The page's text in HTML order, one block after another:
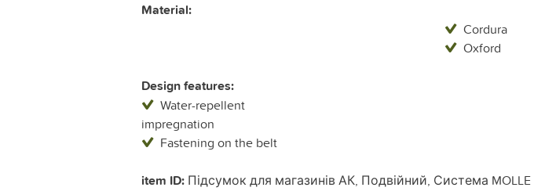
Material:
Cordura
Oxford
Design features:
Water-repellent
impregnation
Fastening on the belt
item ID: Підсумок для магазинів АК, Подвійний, Система MOLLE